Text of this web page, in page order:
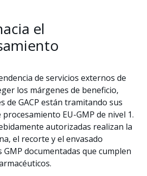
el
de servicios externos de
los márgenes de beneficio,
de GACP están tramitando sus
EU-GMP de nivel 1.
autorizadas realizan la
el recorte y el envasado
documentadas que cumplen